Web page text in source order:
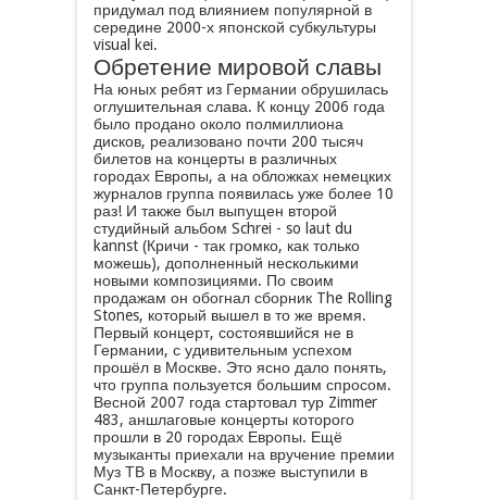
придумал под влиянием популярной в
середине 2000-х японской субкультуры
visual kei.
Обретение мировой славы
На юных ребят из Германии обрушилась
оглушительная слава. К концу 2006 года
было продано около полмиллиона
дисков, реализовано почти 200 тысяч
билетов на концерты в различных
городах Европы, а на обложках немецких
журналов группа появилась уже более 10
раз! И также был выпущен второй
студийный альбом Schrei - so laut du
kannst (Кричи - так громко, как только
можешь), дополненный несколькими
новыми композициями. По своим
продажам он обогнал сборник The Rolling
Stones, который вышел в то же время.
Первый концерт, состоявшийся не в
Германии, с удивительным успехом
прошёл в Москве. Это ясно дало понять,
что группа пользуется большим спросом.
Весной 2007 года стартовал тур Zimmer
483, аншлаговые концерты которого
прошли в 20 городах Европы. Ещё
музыканты приехали на вручение премии
Муз ТВ в Москву, а позже выступили в
Санкт-Петербурге.